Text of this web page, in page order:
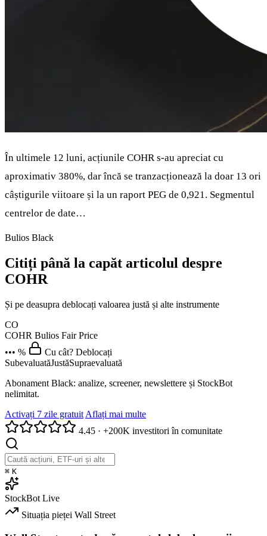
În ultimele 12 luni, acțiunile COHR s-au apreciat cu
aproximativ 380%, dar încă se tranzacționează la doar 13 ori
câștigurile viitoare și la un raport PEG de 0,921. Segmentul
centrelor de date…
Bulios Black
Citiți până la capăt articolul despre
COHR
Și pe deasupra deblocați valoarea justă și alte instrumente
CO
COHR Bulios Fair Price
••• %
Cu cât? Deblocați
SubevaluatăJustăSupraevaluată
Abonament Black: analize, screener, newslettere și StockBot
nelimitat.
Activați 7 zile gratuit Aflați mai multe
4.45 · +200K investitori în comunitate
⌘ K
StockBot Live
Situația pieței Wall Street